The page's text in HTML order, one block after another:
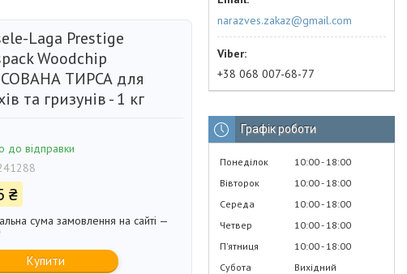
Laga Prestige
Woodchip
ТИРСА для
та гризунів - 1 кг
до відправки
₴
сума замовлення на сайті —
Купити
narazves.zakaz@gmail.com
+38 068 007-68-77
Графік роботи
Понеділок 10:00 18:00
Вівторок
10:00 18:00
Середа
10:00 18:00
Четвер
10:00 18:00
Пʼятниця
10:00 18:00
Субота
Вихідний